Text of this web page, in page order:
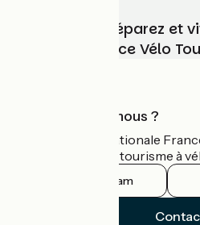
Choisissez, préparez et
vélo avec France Vélo
Qui sommes-nous ?
L'association nationale
guide officiel du tourisme à
Instagram